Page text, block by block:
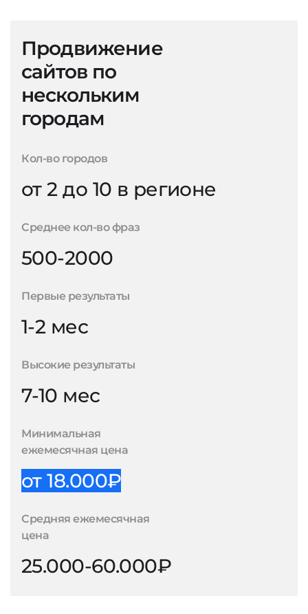
Продвижение
сайтов по
нескольким
городам
Кол-во городов
от 2 до 10 в регионе
Среднее кол-во фраз
500-2000
Первые результаты
1-2 мес
Высокие результаты
7-10 мес
Минимальная
ежемесячная цена
от 18.000₽
Средняя ежемесячная
цена
25.000-60.000₽